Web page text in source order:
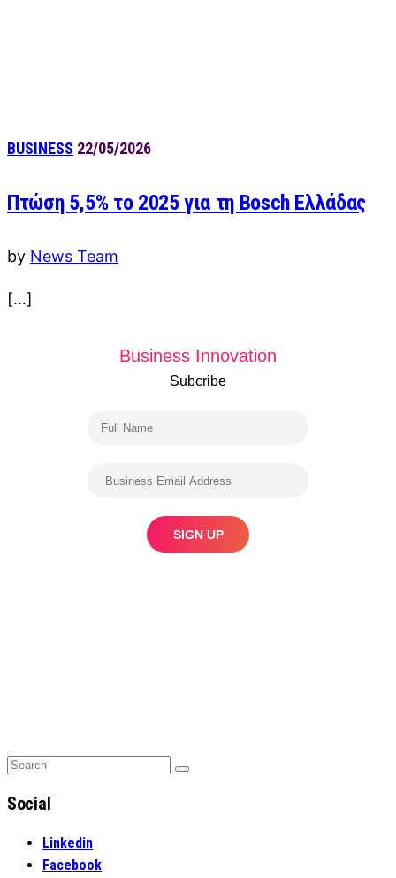
BUSINESS 22/05/2026
Πτώση 5,5% το 2025 για τη Bosch Ελλάδας
by News Team
[…]
Business Innovation
Subcribe
Search
Search
Social
Linkedin
Facebook